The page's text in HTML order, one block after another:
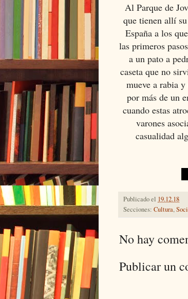
Al Parque de
que tienen allí
España a los
las primeros
a un pato a
caseta que no
mueve a rabia
por más de un
cuando estas
varones
casualidad
Publicado el 19.12.18
Secciones: Cultura,
No hay
Publicar un